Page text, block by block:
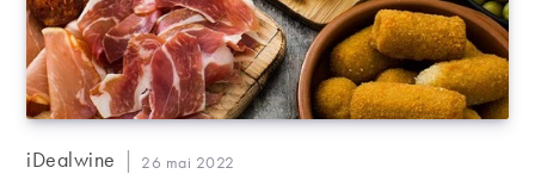
Auteur/autrice
iDealwine
Publication
26 mai 2022